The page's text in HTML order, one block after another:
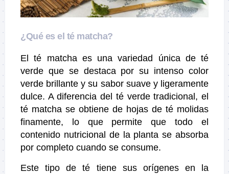
¿Qué es el té matcha?
El té matcha es una variedad única de té
verde que se destaca por su intenso color
verde brillante y su sabor suave y ligeramente
dulce. A diferencia del té verde tradicional, el
té matcha se obtiene de hojas de té molidas
finamente, lo que permite que todo el
contenido nutricional de la planta se absorba
por completo cuando se consume.
Este tipo de té tiene sus orígenes en la